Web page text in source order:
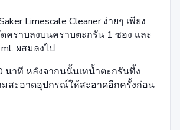
Limescale Cleaner ง่ายๆ เพียง
คราบลงบนคราบตะกรัน 1 ซอง และ
ผสมลงไป
นาที หลังจากนนั้นเทน้ำตะกรันทิ้ง
มสะอาดอุปกรณ์ให้สะอาดอีกครั้งก่อน